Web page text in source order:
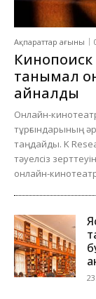
Ақпараттар ағыны
Кинопоиск
танымал
айналды
Онлайн-
тұрғындарының
таңдайды. K
тәуелсіз
онлайн-